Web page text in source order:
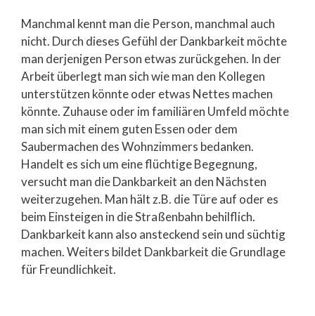
Manchmal kennt man die Person, manchmal auch
nicht. Durch dieses Gefühl der Dankbarkeit möchte
man derjenigen Person etwas zurückgehen. In der
Arbeit überlegt man sich wie man den Kollegen
unterstützen könnte oder etwas Nettes machen
könnte. Zuhause oder im familiären Umfeld möchte
man sich mit einem guten Essen oder dem
Saubermachen des Wohnzimmers bedanken.
Handelt es sich um eine flüchtige Begegnung,
versucht man die Dankbarkeit an den Nächsten
weiterzugehen. Man hält z.B. die Türe auf oder es
beim Einsteigen in die Straßenbahn behilflich.
Dankbarkeit kann also ansteckend sein und süchtig
machen. Weiters bildet Dankbarkeit die Grundlage
für Freundlichkeit.